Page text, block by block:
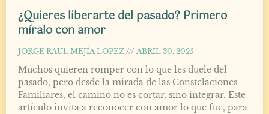
¿Quieres liberarte del pasado? Primero
míralo con amor
JORGE RAÚL MEJÍA LÓPEZ ABRIL 30, 2025
Muchos quieren romper con lo que les duele del
pasado, pero desde la mirada de las Constelaciones
Familiares, el camino no es cortar, sino integrar. Este
artículo invita a reconocer con amor lo que fue, para